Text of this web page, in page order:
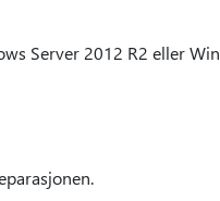
Server 2012 R2 eller